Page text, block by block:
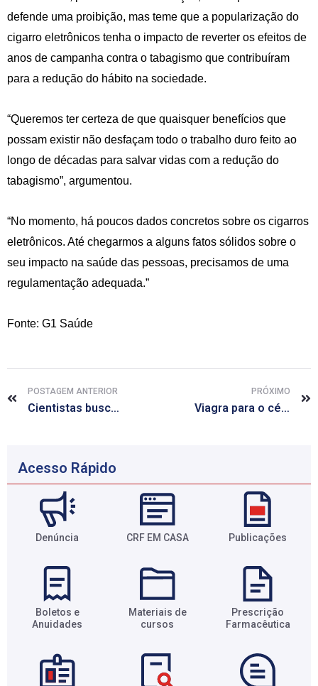
defende uma proibição, mas teme que a popularização do
cigarro eletrônicos tenha o impacto de reverter os efeitos de
anos de campanha contra o tabagismo que contribuíram
para a redução do hábito na sociedade.
“Queremos ter certeza de que quaisquer benefícios que
possam existir não desfaçam todo o trabalho duro feito ao
longo de décadas para salvar vidas com a redução do
tabagismo”, argumentou.
“No momento, há poucos dados concretos sobre os cigarros
eletrônicos. Até chegarmos a alguns fatos sólidos sobre o
seu impacto na saúde das pessoas, precisamos de uma
regulamentação adequada.”
Fonte: G1 Saúde
POSTAGEM ANTERIOR
Cientistas buscam solução para crise do ebola em encontro na Suíça
PRÓXIMO
Viagra para o cérebro
Acesso Rápido
Denúncia CRF EM CASA Publicações
Boletos e
Anuidades​
Materiais de
cursos​
Prescrição
Farmacêutica​